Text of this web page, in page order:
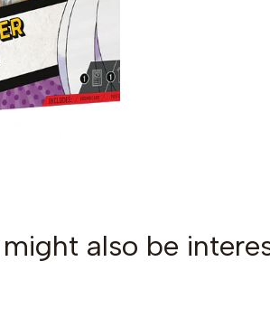
also be